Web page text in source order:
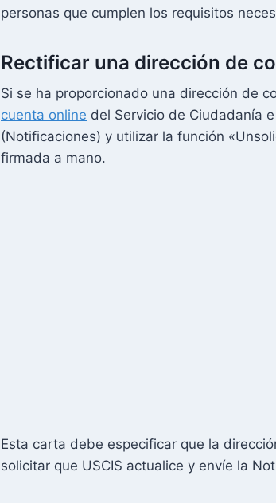
personas que cumplen los requisitos
Rectificar una dirección de
Si se ha proporcionado una dirección de
cuenta online del Servicio de Ciudadanía
(Notificaciones) y utilizar la función
firmada a mano.
Esta carta debe especificar que la
solicitar que USCIS actualice y envíe la